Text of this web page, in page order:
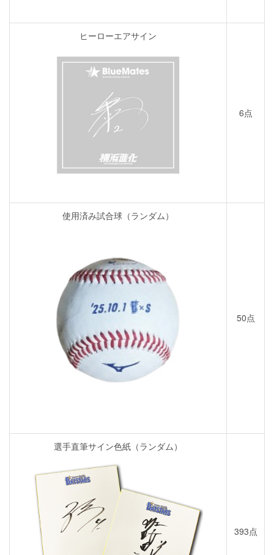
ヒーローエアサイン
6点
使用済み試合球（ランダム）
50点
選手直筆サイン色紙（ランダム）
393点